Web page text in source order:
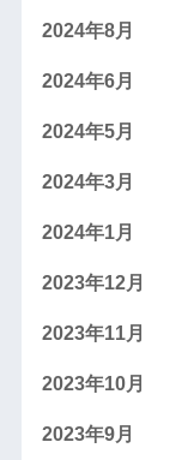
2024年8月
2024年6月
2024年5月
2024年3月
2024年1月
2023年12月
2023年11月
2023年10月
2023年9月